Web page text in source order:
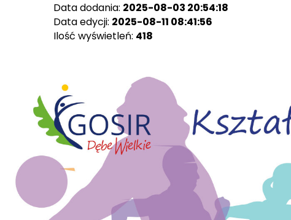
Data dodania: 2025-08-03 20:54:18
Data edycji: 2025-08-11 08:41:56
Ilość wyświetleń: 418